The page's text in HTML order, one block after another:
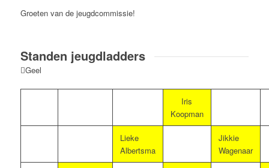
Groeten van de jeugdcommissie!
Standen jeugdladders
Geel
Iris
Koopman
Lieke
Albertsma
Jikkie
Wagenaar